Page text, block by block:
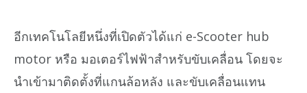
อีกเทคโนโลยีหนึ่งที่เปิดตัวได้แก่ e-Scooter hub
motor หรือ มอเตอร์ไฟฟ้าสำหรับขับเคลื่อน โดยจะ
นำเข้ามาติดตั้งที่แกนล้อหลัง และขับเคลื่อนแทน